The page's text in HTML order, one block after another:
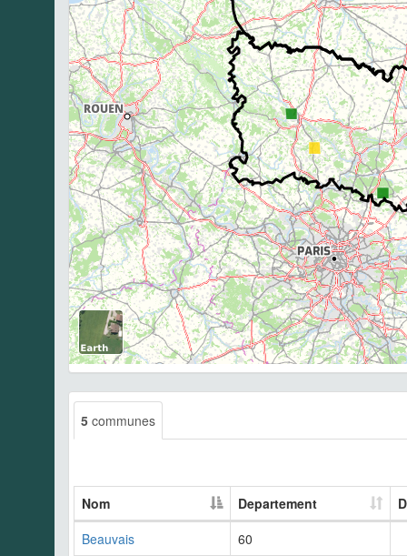
5 communes
Nom Departement
Beauvais
60